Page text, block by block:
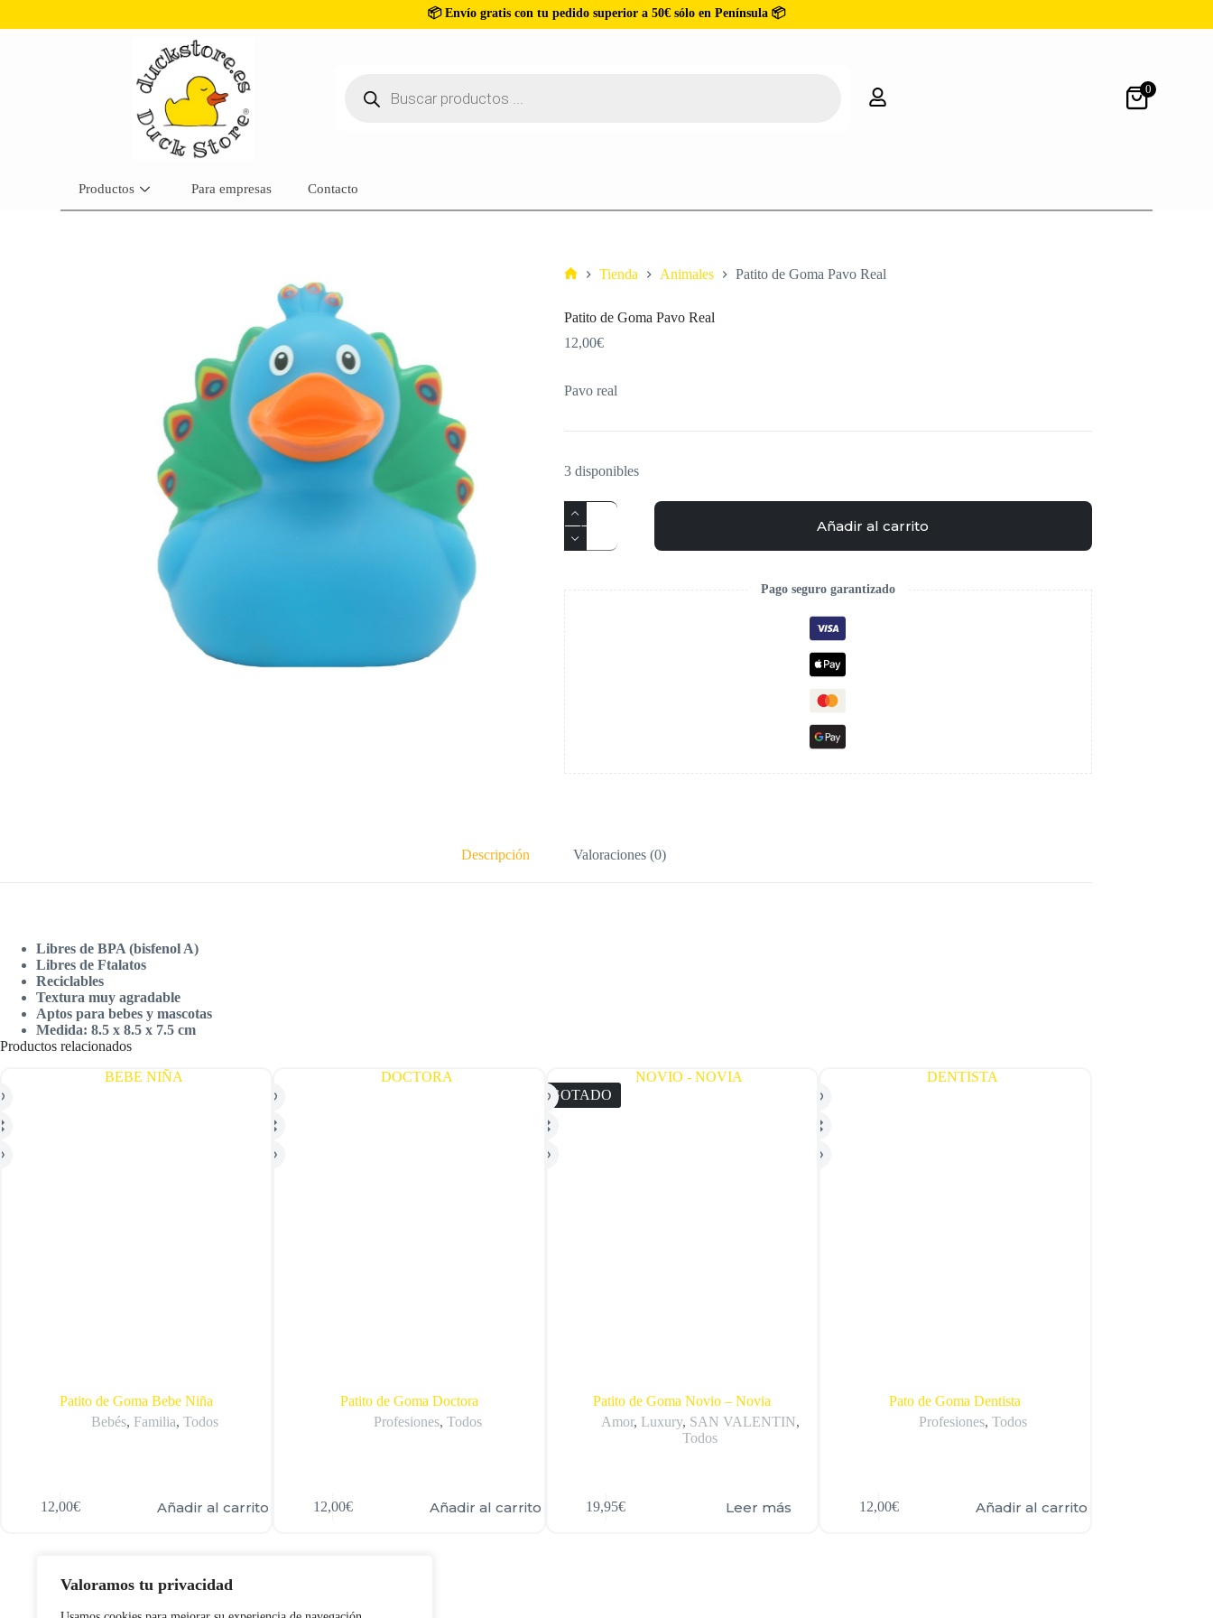
Valoramos tu privacidad
📦 Envío gratis con tu pedido superior a 50€ sólo en Península 📦
0
Productos Para empresas Contacto
Tienda Animales Patito de Goma Pavo Real
Patito de Goma Pavo Real
12,00€
Pavo real
3 disponibles
Añadir al carrito
Pago seguro garantizado
Descripción Valoraciones (0)
Libres de BPA (bisfenol A)
Libres de Ftalatos
Reciclables
Textura muy agradable
Aptos para bebes y mascotas
Medida: 8.5 x 8.5 x 7.5 cm
Productos relacionados
Patito de Goma Bebe Niña
Bebés, Familia, Todos
12,00€ Añadir al carrito
Patito de Goma Doctora
Profesiones, Todos
12,00€ Añadir al carrito
AGOTADO
Patito de Goma Novio – Novia
Amor, Luxury, SAN VALENTIN,
Todos
19,95€ Leer más
Pato de Goma Dentista
Profesiones,Todos
12,00€ Añadir al carrito